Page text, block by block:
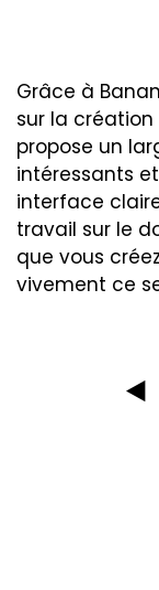
Grâce à
sur la
propose un
intéressants
interface
travail sur le
que vous
vivement ce